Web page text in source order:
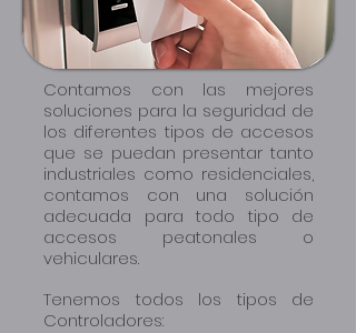
Contamos con las mejores
soluciones para la seguridad de
los diferentes tipos de accesos
que se puedan presentar tanto
industriales como residenciales,
contamos con una solución
adecuada para todo tipo de
accesos peatonales o
vehiculares.
Tenemos todos los tipos de
Controladores: